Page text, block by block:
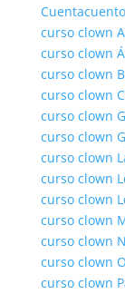
curso clown
curso clown
curso clown
curso clown
curso clown
curso clown
curso clown
curso clown
curso clown
curso clown
curso clown
curso clown
curso clown